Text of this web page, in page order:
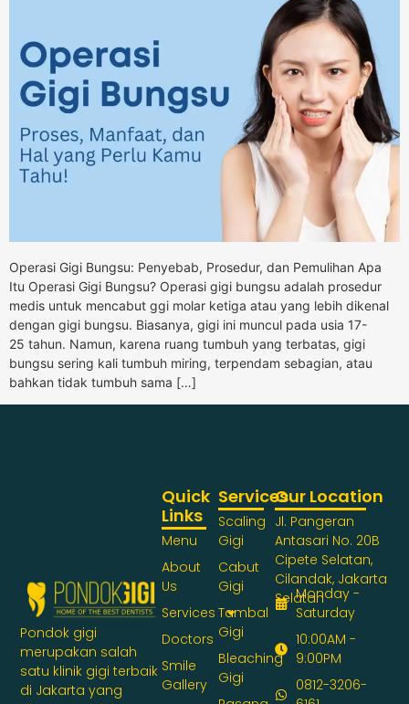
Operasi Gigi Bungsu: Penyebab, Prosedur, dan Pemulihan Apa
Itu Operasi Gigi Bungsu? Operasi gigi bungsu adalah prosedur
medis untuk mencabut ggi molar ketiga atau yang lebih dikenal
dengan gigi bungsu. Biasanya, gigi ini muncul pada usia 17-
25 tahun. Namun, karena ruang tumbuh yang terbatas, gigi
bungsu sering kali tumbuh miring, terpendam sebagian, atau
bahkan tidak tumbuh sama […]
Pondok gigi
merupakan salah
satu klinik gigi terbaik
di Jakarta yang
Services
Scaling
Gigi
Cabut
Gigi
Tambal
Gigi
Bleaching
Gigi
Quick
Links
Menu
About
Us
Services
Doctors
Smile
Gallery
Our Location
Jl. Pangeran
Antasari No. 20B
Cipete Selatan,
Cilandak, Jakarta
Selatan
Monday -
Saturday
10:00AM -
9:00PM
0812-3206-